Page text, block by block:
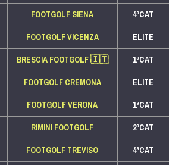
FOOTGOLF SIENA 4ªCAT
FOOTGOLF VICENZA ELITE
BRESCIA FOOTGOLF🇮🇹 1ªCAT
FOOTGOLF CREMONA ELITE
FOOTGOLF VERONA 1ªCAT
RIMINI FOOTGOLF 2ªCAT
FOOTGOLF TREVISO 4ªCAT